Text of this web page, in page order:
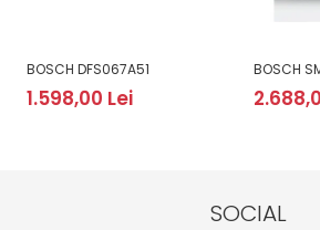
BOSCH DFS067A51
1.598,00 Lei
BOSCH
SOCIAL